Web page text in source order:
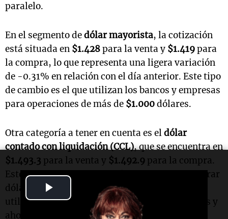
Video
paralelo.
En el segmento dedólar mayorista, la cotización
está situada en $1.428para la venta y $1.419para
la compra, lo que representa una ligera variación
de -0.31% en relación con el día anterior. Este tipo
de cambio es el que utilizan los bancos y empresas
para operaciones de más de $1.000dólares.
Otra categoría a tener en cuenta es eldólar
contado con liquidación (CCL), que se encuentra en
$1.493.3 para la venta y $1.492.9 para la compra.
Este mecanismo permite a los inversores comprar
dólares y transferirlos al exterior, un recurso
utilizado frecuentemente por grandes empresas y
ahorristas.